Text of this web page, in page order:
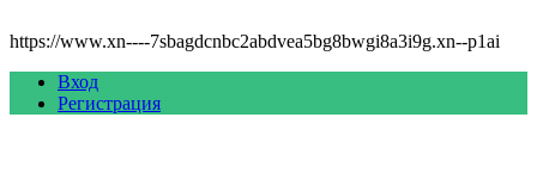
https://www.xn----7sbagdcnbc2abdvea5bg8bwgi8a3i9g.xn--p1ai
Вход
Регистрация